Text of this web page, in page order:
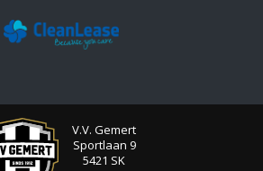
V.V. Gemert
Sportlaan 9
5421 SK